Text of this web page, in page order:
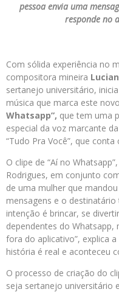
pessoa envia uma
responde no
Com sólida experiência no
compositora mineira
sertanejo universitário,
música que marca este
Whatsapp”, que tem uma
especial da voz marcante
“Tudo Pra Você”, que
O clipe de “Aí no
Rodrigues, em conjunto
de uma mulher que
mensagens e o destinatário
intenção é brincar, se
dependentes do Whatsapp,
fora do aplicativo”, explica
história é real e aconteceu
O processo de criação do
seja sertanejo universitário